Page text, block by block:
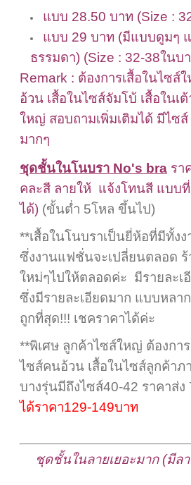
แบบ 28.50 บาท (Size :
แบบ 29 บาท (มีแบบดูมๆ
ธรรมดา) (Size : 32-38ในบ
Remark : ต้องการเสื้อในไซส์
อ้วน เสื้อในไซส์จัมโบ้ เสื้อในเ
ใหญ่ สอบถามเพิ่มเติมได้ มีไซ
มากๆ
ชุดชั้นในโนบรา No's bra รา
คละสี ลายให้ แจ้งโทนสี แบบ
ได้) (ขั้นต่ำ 5โหล ขึ้นไป)
**เสื้อในโนบราเป็นยี่ห้อที่มีทั้ง
ซึ่งงานแฟชั่นจะเปลี่ยนตลอด
ใหม่ๆไปให้ตลอดค่ะ มีรายละเ
ซึ่งมีรายละเอียดมาก แบบหลา
ถูกที่สุด!!! เชคราคาได้ค่ะ
**พิเศษ ลูกค้าไซส์ใหญ่ ต้องกา
ไซส์คนอ้วน เสื้อในไซส์ลูกค้าภ
บางรุ่นมีถึงไซส์40-42 ราคาส่ง
ได้ราคา129-149บาท
ชุดชั้นในลายเยอะมาก (มีล